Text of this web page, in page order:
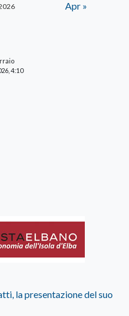
Apr »
4:10
la presentazione del suo